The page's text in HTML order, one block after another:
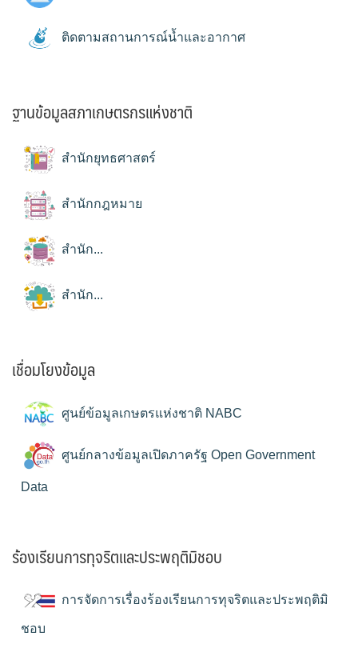
ติดตามสถานการณ์น้ำและอากาศ
ฐานข้อมูลสภาเกษตรกรแห่งชาติ
สำนักยุทธศาสตร์
สำนักกฎหมาย
สำนัก...
สำนัก...
เชื่อมโยงข้อมูล
ศูนย์ข้อมูลเกษตรแห่งชาติ NABC
ศูนย์กลางข้อมูลเปิดภาครัฐ Open Government
Data
ร้องเรียนการทุจริตและประพฤติมิชอบ
การจัดการเรื่องร้องเรียนการทุจริตและประพฤติมิ
ชอบ